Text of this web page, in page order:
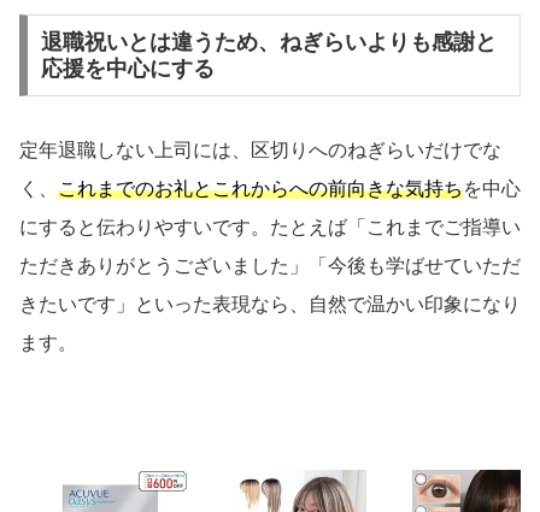
退職祝いとは違うため、ねぎらいよりも感謝と
応援を中心にする
定年退職しない上司には、区切りへのねぎらいだけでな
く、 これまでのお礼とこれからへの前向きな気持ちを中心
にすると伝わりやすいです。たとえば「これまでご指導い
ただきありがとうございました」「今後も学ばせていただ
きたいです」といった表現なら、自然で温かい印象になり
ます。